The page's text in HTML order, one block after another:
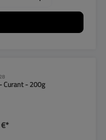
Curant - 200g